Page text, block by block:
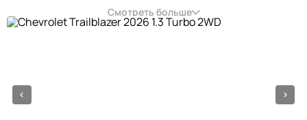
Смотреть больше